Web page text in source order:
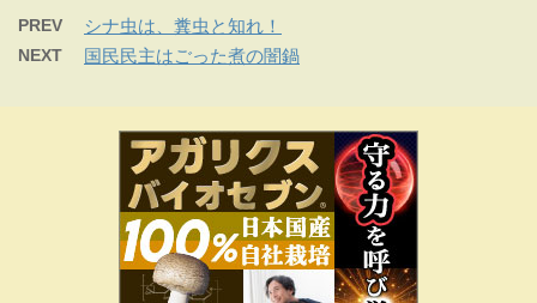
PREV シナ虫は、糞虫と知れ！
NEXT 国民民主はごった煮の闇鍋